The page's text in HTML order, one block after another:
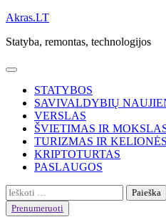
Skip
content
Akras.LT
Statyba, remontas, technologijos
STATYBOS
SAVIVALDYBIŲ
VERSLAS
ŠVIETIMAS IR
TURIZMAS IR KELIONĖS
KRIPTOTURTAS
PASLAUGOS
Ieškoti:
Prenumeruoti